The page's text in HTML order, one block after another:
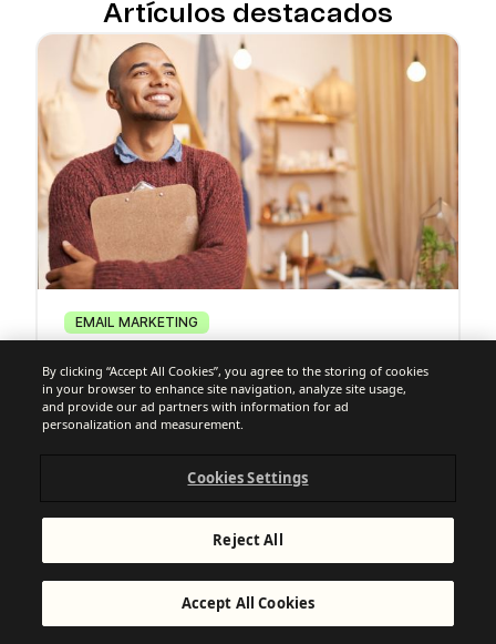
Artículos destacados
EMAIL MARKETING
hace y características
By clicking “Accept All Cookies”, you agree to the storing of cookies
in your browser to enhance site navigation, analyze site usage,
and provide our ad partners with information for ad
personalization and measurement.
Cookies Settings
Reject All
Accept All Cookies